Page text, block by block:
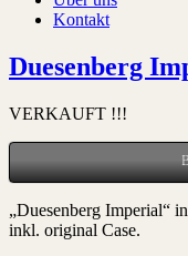
Kontakt
Duesenberg
VERKAUFT !!!
„Duesenberg Imperial“
inkl. original Case.